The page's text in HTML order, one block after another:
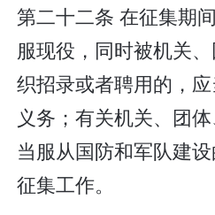
第二十二条 在征集期
服现役，同时被机关
织招录或者聘用的，
义务；有关机关、团
当服从国防和军队建
征集工作。